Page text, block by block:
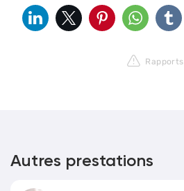
Rapports
Autres prestations